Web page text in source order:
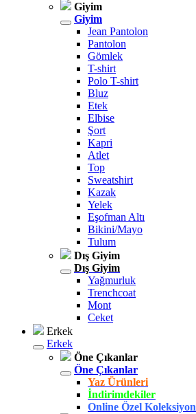
Giyim
Giyim
Jean Pantolon
Pantolon
Gömlek
T-shirt
Polo T-shirt
Bluz
Etek
Elbise
Şort
Kapri
Atlet
Top
Sweatshirt
Kazak
Yelek
Eşofman Altı
Bikini/Mayo
Tulum
Dış Giyim
Dış Giyim
Yağmurluk
Trenchcoat
Mont
Ceket
Erkek
Erkek
Öne Çıkanlar
Öne Çıkanlar
Yaz Ürünleri
İndirimdekiler
Online Özel Koleksiyon